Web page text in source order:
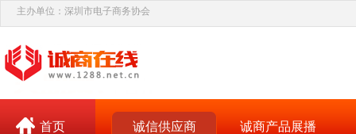
主办单位：深圳市电子商务协会
首页 诚信供应商 诚商产品展播